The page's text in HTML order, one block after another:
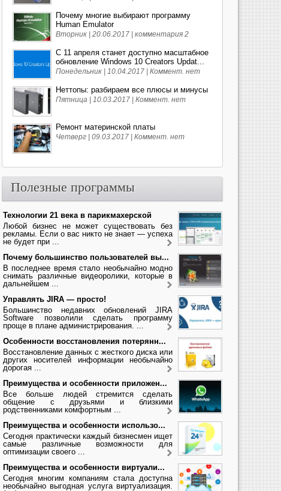
Почему многие выбирают программу
Human Emulator
Вторник | 20.06.2017 | комментария 2
С 11 апреля станет доступно масштабное
обновление Windows 10 Creators Updat...
Понедельник | 10.04.2017 | Коммент. нет
Неттопы: разбираем все плюсы и минусы
Пятница | 10.03.2017 | Коммент. нет
Ремонт материнской платы
Четверг | 09.03.2017 | Коммент. нет
Полезные программы
Технологии 21 века в парикмахерской
Любой бизнес не может существовать без
рекламы. Если о вас никто не знает — успеха
не будет при ...
Почему большинство пользователей вы...
В последнее время стало необычайно модно
снимать различные видеоролики, которые в
дальнейшем ...
Управлять JIRA — просто!
Большинство недавних обновлений JIRA
Software позволили сделать программу
проще в плане администрирования. ...
Особенности восстановления потерянн...
Восстановление данных с жесткого диска или
других носителей информации необычайно
дорогая ...
Преимущества и особенности приложен...
Все больше людей стремится сделать
общение с друзьями и близкими
родственниками комфортным ...
Преимущества и особенности использо...
Сегодня практически каждый бизнесмен ищет
самые различные возможности для
оптимизации своего ...
Преимущества и особенности виртуали...
Сегодня многим компаниям стала доступна
необычайно выгодная услуга виртуализация.